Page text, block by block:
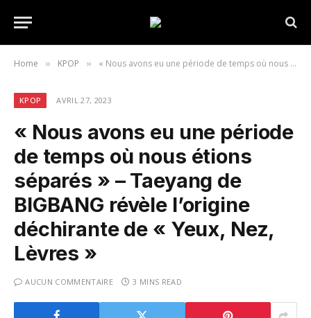
Home » KPOP » « Nous avons eu une période de temps où nous étions séparés » – Taeyang de BIGBANG révèle l’origine déchirante de « Yeux, Nez, Lèvres »
KPOP AVRIL 27, 2023
« Nous avons eu une période
de temps où nous étions
séparés » – Taeyang de
BIGBANG révèle l’origine
déchirante de « Yeux, Nez,
Lèvres »
AUCUN COMMENTAIRE 3 MINS READ